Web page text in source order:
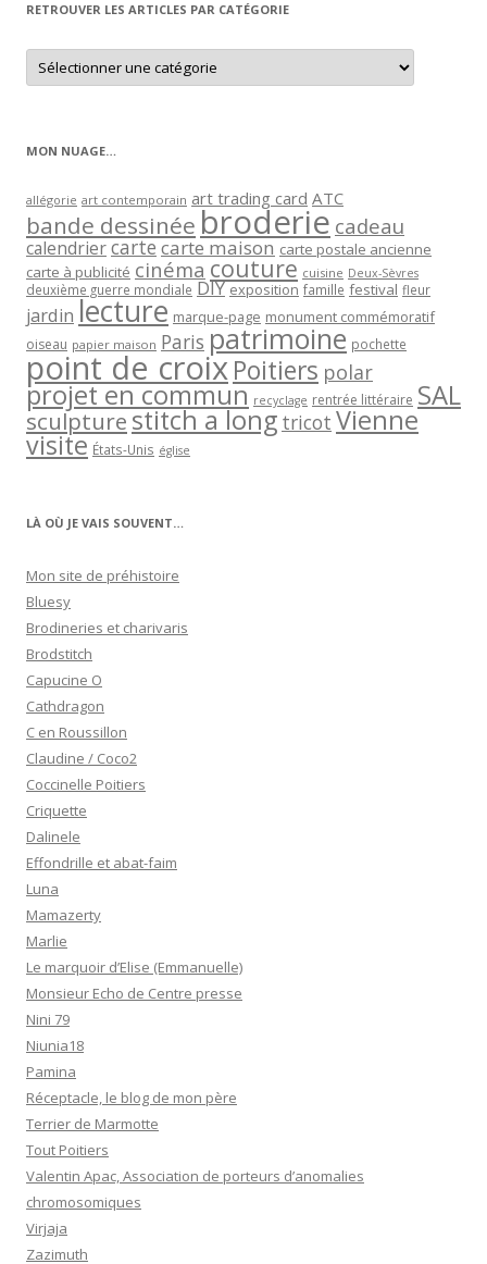
RETROUVER LES ARTICLES PAR CATÉGORIE
Retrouver
les
articles
MON NUAGE…
allégorie art contemporain art trading card ATC
bande dessinée broderie cadeau
calendriercartecarte maison carte postale ancienne
carte à publicité cinéma couture cuisine Deux-Sèvres
deuxième guerre mondiale DIY exposition famille festival fleur
jardin lecture marque-page monument commémoratif
oiseau papier maison Paris patrimoine pochette
point de croixPoitiers polar
projet en commun recyclage rentrée littéraire SAL
sculpturestitch a long tricot Vienne
visite États-Unis église
LÀ OÙ JE VAIS SOUVENT…
Mon site de préhistoire
Bluesy
Brodineries et charivaris
Brodstitch
Capucine O
Cathdragon
C en Roussillon
Claudine / Coco2
Coccinelle Poitiers
Criquette
Dalinele
Effondrille et abat-faim
Luna
Mamazerty
Marlie
Le marquoir d’Elise (Emmanuelle)
Monsieur Echo de Centre presse
Nini 79
Niunia18
Pamina
Réceptacle, le blog de mon père
Terrier de Marmotte
Tout Poitiers
Valentin Apac, Association de porteurs d’anomalies
chromosomiques
Virjaja
Zazimuth